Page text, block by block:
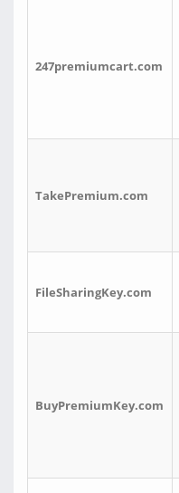
247premiumcart.com
TakePremium.com
FileSharingKey.com
BuyPremiumKey.com